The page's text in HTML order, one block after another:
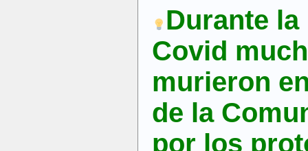
Durante
Covid
murieron
de la
por los